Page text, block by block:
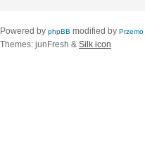
Powered by phpBB modified by Przemo
Themes: junFresh & Silk icon